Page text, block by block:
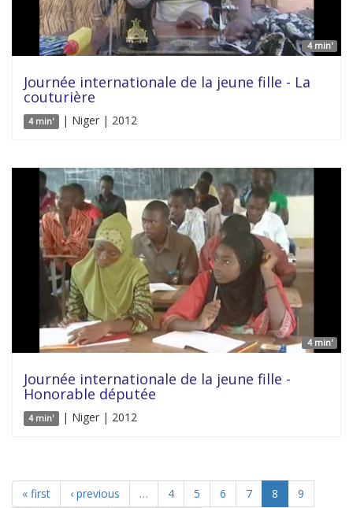
4 min'
Journée internationale de la jeune fille - La
couturière
4 min' | Niger | 2012
4 min'
Journée internationale de la jeune fille -
Honorable députée
4 min' | Niger | 2012
« first ‹ previous … 4 5 6 7 8
9